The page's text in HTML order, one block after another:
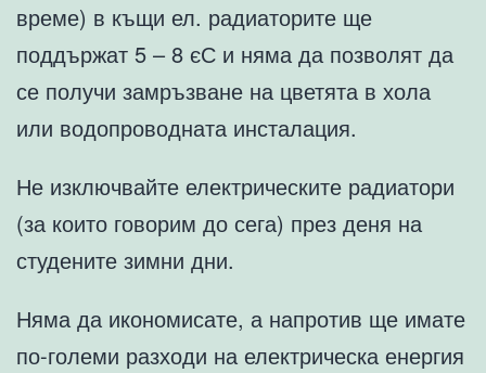
време) в къщи ел. радиаторите ще
поддържат 5 – 8 єС и няма да позволят да
се получи замръзване на цветята в хола
или водопроводната инсталация.
Не изключвайте електрическите радиатори
(за които говорим до сега) през деня на
студените зимни дни.
Няма да икономисате, а напротив ще имате
по-големи разходи на електрическа енергия